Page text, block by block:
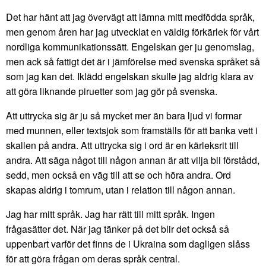
Det har hänt att jag övervägt att lämna mitt medfödda språk,
men genom åren har jag utvecklat en väldig förkärlek för vårt
nordliga kommunikationssätt. Engelskan ger ju genomslag,
men ack så fattigt det är i jämförelse med svenska språket så
som jag kan det. Iklädd engelskan skulle jag aldrig klara av
att göra liknande piruetter som jag gör på svenska.
Att uttrycka sig är ju så mycket mer än bara ljud vi formar
med munnen, eller textsjok som framställs för att banka vett i
skallen på andra. Att uttrycka sig i ord är en kärleksrit till
andra. Att säga något till någon annan är att vilja bli förstådd,
sedd, men också en väg till att se och höra andra. Ord
skapas aldrig i tomrum, utan i relation till någon annan.
Jag har mitt språk. Jag har rätt till mitt språk. Ingen
frågasätter det. När jag tänker på det blir det också så
uppenbart varför det finns de i Ukraina som dagligen slåss
för att göra frågan om deras språk central.